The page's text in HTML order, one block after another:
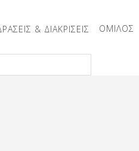
& ΔΙΑΚΡΙΣΕΙΣ ΟΜΙΛΟΣ